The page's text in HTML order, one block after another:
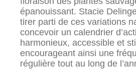
épanouissant. Stacie
tirer parti de ces variations
concevoir un calendrier
harmonieux, accessible et
encourageant ainsi une
régulière tout au long de